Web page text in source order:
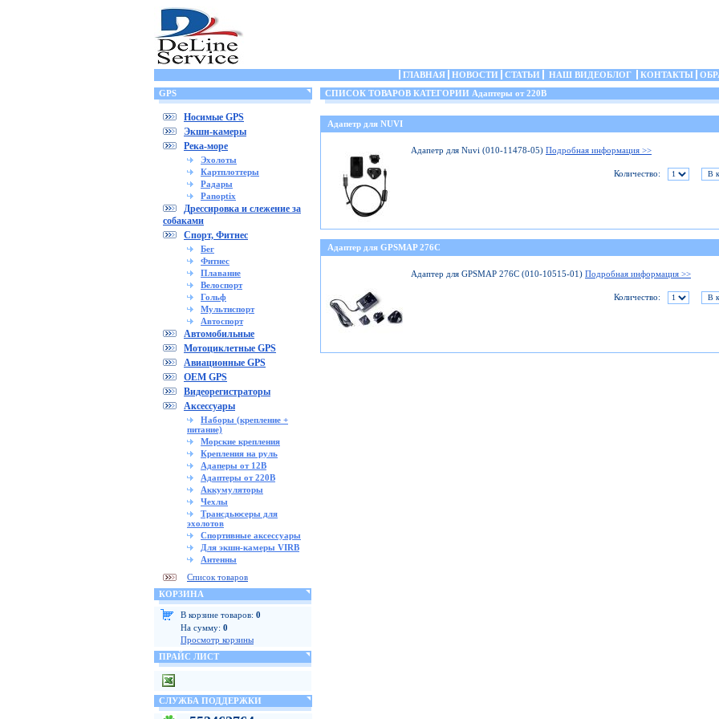
ГЛАВНАЯ НОВОСТИ СТАТЬИ НАШ ВИДЕОБЛОГ КОНТАКТЫ
GPS
Носимые GPS
Экшн-камеры
Река-море
Эхолоты
Картплоттеры
Радары
Panoptix
Дрессировка и слежение за
собаками
Спорт, Фитнес
Бег
Фитнес
Плавание
Велоспорт
Гольф
Мультиспорт
Автоспорт
Автомобильные
Мотоциклетные GPS
Авиационные GPS
OEM GPS
Видеорегистраторы
Аксессуары
Наборы (крепление +
питание)
Морские крепления
Крепления на руль
Адаперы от 12В
Адаптеры от 220В
Аккумуляторы
Чехлы
Трансдьюсеры для
эхолотов
Спортивные аксессуары
Для экшн-камеры VIRB
Антенны
Список товаров
КОРЗИНА
В корзине товаров: 0
На сумму: 0
Просмотр корзины
ПРАЙС ЛИСТ
СЛУЖБА ПОДДЕРЖКИ
СПИСОК ТОВАРОВ КАТЕГОРИИ Адаптеры от 220В
Адапетр для NUVI
Адапетр для Nuvi (010-11478-05) Подробная информация >>
Количество:
Адаптер для GPSMAP 276C
Адаптер для GPSMAP 276C (010-10515-01) Подробная информация >>
Количество: